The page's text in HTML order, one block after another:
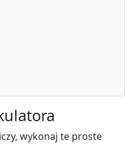
wykonaj te proste